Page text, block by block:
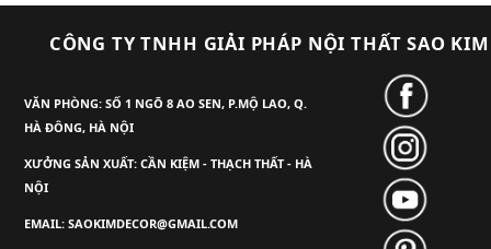
CÔNG TY TNHH GIẢI PHÁP NỘI THẤT SAO KIM
VĂN PHÒNG: SỐ 1 NGÕ 8 AO SEN, P.MỘ LAO, Q.
HÀ ĐÔNG, HÀ NỘI
XƯỞNG SẢN XUẤT: CẦN KIỆM - THẠCH THẤT - HÀ
NỘI
EMAIL: SAOKIMDECOR@GMAIL.COM